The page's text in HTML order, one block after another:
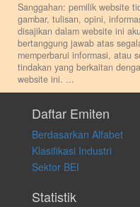
Sanggahan: pemilik website
gambar, tulisan, opini,
disajikan dalam website ini
bertanggung jawab atas
memperbarui informasi, atau
tindakan yang berkaitan
website ini. ...
pribadi. Kami tidak memberi
membeli, menjual atau
transaksi perdagangan
atas keputusan investasi
apapun juga, yang
langsung atas konten pada
Daftar Emiten
Berdasarkan Alfabet
Klasifikasi Industri
Sektor BEI
Statistik